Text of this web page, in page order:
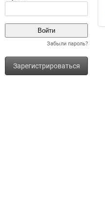
Забыли пароль?
Зарегистрироваться